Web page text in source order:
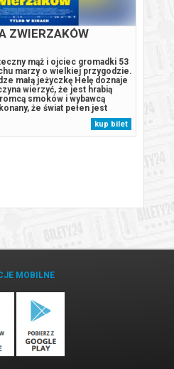
ZWIERZAKÓW
mąż i ojciec gromadki 53
marzy o wielkiej przygodzie.
małą jeżyczkę Helę doznaje
wierzyć, że jest hrabią
smoków i wybawcą
że świat pełen jest
porzuca rodzinne strony,
i nieść pomoc słabszym. U
Hela,...
kup bilet
MOBILNE